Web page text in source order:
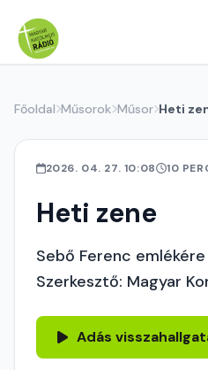
Főoldal Műsorok Műsor Heti
2026. 04. 27. 10:08 10
Heti zene
Sebő Ferenc emlékére
Szerkesztő: Magyar
Adás